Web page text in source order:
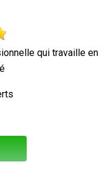
en